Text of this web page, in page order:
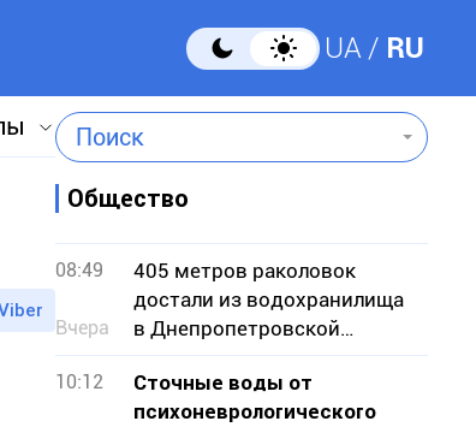
UA RU
Поиск
Общество
08:49
Вчера
405 метров раколовок
достали из водохранилища
в Днепропетровской
области — чем они опасны
10:12
Сточные воды от
психоневрологического